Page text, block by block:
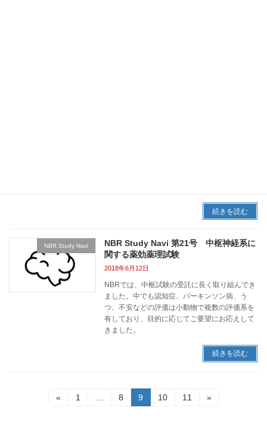
続きを読む
NBR Study Navi
NBR Study Navi 第21号 中枢神経系に
関する薬効薬理試験
2018年6月12日
NBRでは、中枢試験の受託に長く取り組んでき
ました。中でも認知症、パーキンソン病、う
つ、不安などの評価は小動物で複数の評価系を
有しており、目的に応じてご要望にお応えして
きました。
続きを読む
«
固1
固
8
固
定
9
固
10
固
11 »